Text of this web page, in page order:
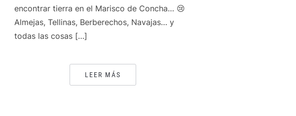
encontrar tierra en el Marisco de Concha… 😢
Almejas, Tellinas, Berberechos, Navajas… y
todas las cosas […]
LEER MÁS